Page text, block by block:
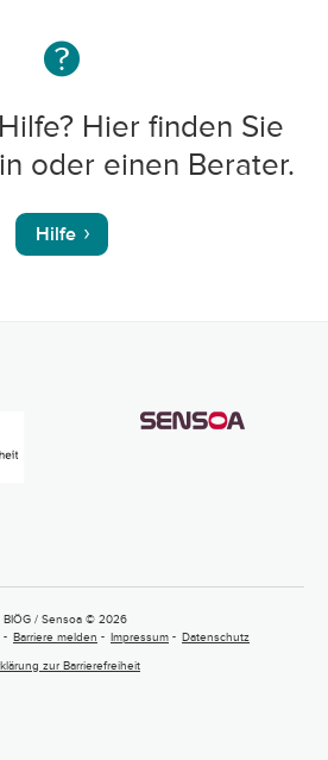
Hier finden Sie
oder einen Berater.
Hilfe
BIÖG / Sensoa © 2026
Barriere melden Impressum Datenschutz
zur Barrierefreiheit